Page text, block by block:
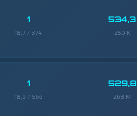
1
18,7 / 374
534,3
250 K
1
18,9 / 566
529,8
268 M